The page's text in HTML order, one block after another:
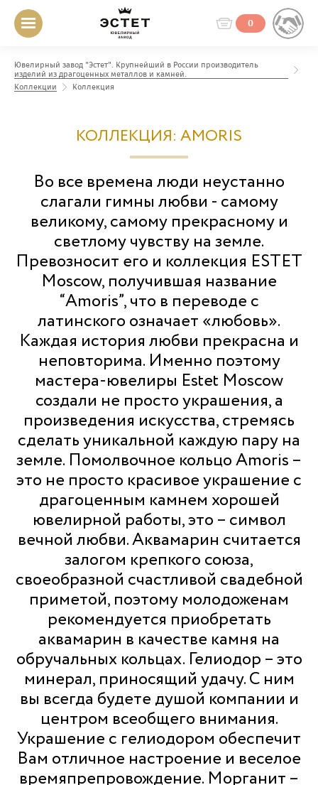
0
Ювелирный завод "Эстет". Крупнейший в России производитель
изделий из драгоценных металлов и камней.
Коллекции
Коллекция
КОЛЛЕКЦИЯ: AMORIS
Во все времена люди неустанно
слагали гимны любви - самому
великому, самому прекрасному и
светлому чувству на земле.
Превозносит его и коллекция ESTET
Moscow, получившая название
“Amoris”, что в переводе с
латинского означает «любовь».
Каждая история любви прекрасна и
неповторима. Именно поэтому
мастера-ювелиры Estet Moscow
создали не просто украшения, а
произведения искусства, стремясь
сделать уникальной каждую пару на
земле. Помолвочное кольцо Amoris –
это не просто красивое украшение с
драгоценным камнем хорошей
ювелирной работы, это – символ
вечной любви. Аквамарин считается
залогом крепкого союза,
своеобразной счастливой свадебной
приметой, поэтому молодоженам
рекомендуется приобретать
аквамарин в качестве камня на
обручальных кольцах. Гелиодор – это
минерал, приносящий удачу. С ним
вы всегда будете душой компании и
центром всеобщего внимания.
Украшение с гелиодором обеспечит
Вам отличное настроение и веселое
времяпрепровождение. Морганит –